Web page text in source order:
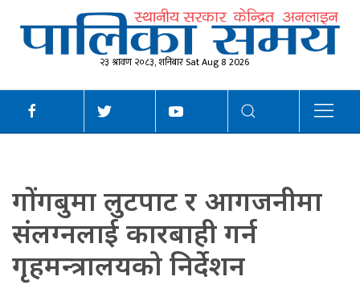
२३ श्रावण २०८३, शनिबार Sat Aug 8 2026
गोंगबुमा लुटपाट र आगजनीमा
संलग्नलाई कारबाही गर्न
गृहमन्त्रालयको निर्देशन